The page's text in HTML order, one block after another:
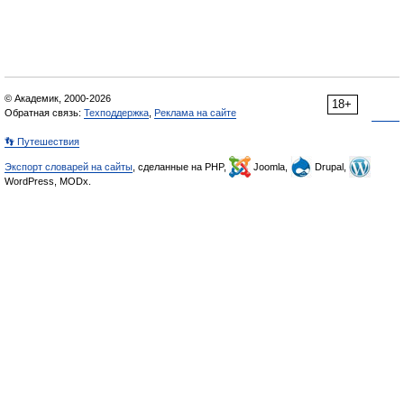
18+
© Академик, 2000-2026
Обратная связь: Техподдержка Реклама на сайте
👣 Путешествия
Экспорт словарей на сайты , сделанные на PHP, Joomla,
Drupal,
WordPress, MODx.